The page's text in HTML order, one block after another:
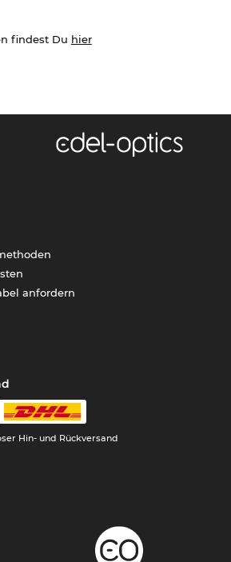
findest Du hier
anfordern
Hin- und Rückversand